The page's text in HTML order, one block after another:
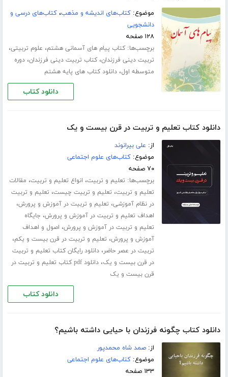
موضوع:کتاب‌های اندیشه و مذهب،کتاب‌های درسی و
دانشجویی
۱۲۸ صفحه
برچسب‌ها:کتاب پیام های آسمانی هشتم، علوم تربیتی،
تربیت دینی فرزندان،کتاب تربیت دینی فرزندان،دوره
متوسطه اول،دانلود کتاب های پایه هشتم
دانلود کتاب
دانلود کتاب تعلیم و تربیت در قرن بیست و یک
از: علی بیرانوند
موضوع:کتاب‌های علوم اجتماعی
۷۰ صفحه
برچسب‌ها: تعلیم و تربیت، انواع تعلیم و تربیت، مقالات
تعلیم و تربیت، تعلیم و تربیت چیست، تعلیم و تربیت
در نظام آموزشی، تعلیم و تربیت در آموزش و پرورش،
اهداف تعلیم و تربیت در آموزش و پرورش، جایگاه
تعلیم و تربیت در آموزش و پرورش، اصول و اهداف
آموزش و پرورش، تعلیم و تربیت در قرن بیست و یکم،
تربیت در عصر حاضر،دانلود رایگان کتاب تعلیم و تربیت
در قرن بیست و یک،
دانلود pdf کتاب تعلیم و تربیت در
قرن بیست و یک
دانلود کتاب
دانلود کتاب چگونه فرزندان با حیایی داشته باشیم؟
از:صمد شاه محمدپور
موضوع:کتاب‌های علوم اجتماعی
۱۳۳ صفحه